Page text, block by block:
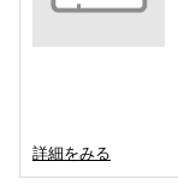
詳細をみる